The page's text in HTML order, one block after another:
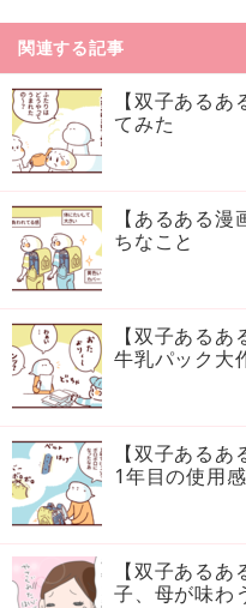
関連する記事
【双子ある
てみた
【あるある
ちなこと
【双子ある
牛乳パック大
【双子ある
1年目の使用感
【双子ある
子、母が味わ